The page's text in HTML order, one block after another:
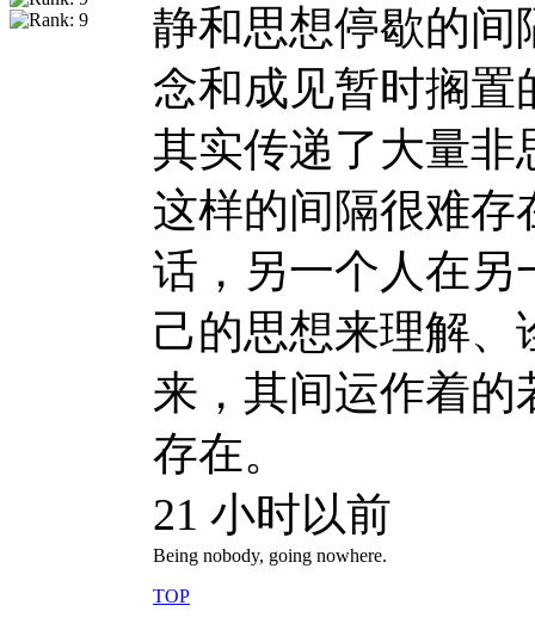
静和思想停歇的间
念和成见暂时搁置
其实传递了大量非
这样的间隔很难存
话，另一个人在另
己的思想来理解
来，其间运作着的
存在。
21 小时以前
Being nobody, going nowhere.
TOP